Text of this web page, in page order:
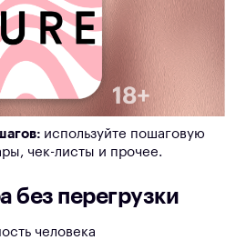
используйте пошаговую
чек-листы и прочее.
без перегрузки
человека